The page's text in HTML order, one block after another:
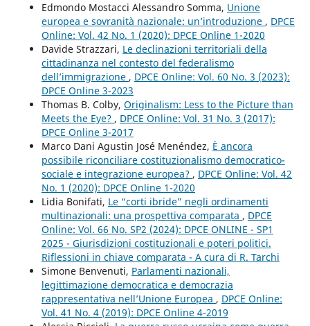
Edmondo Mostacci Alessandro Somma, Unione
europea e sovranità nazionale: un’introduzione , DPCE
Online: Vol. 42 No. 1 (2020): DPCE Online 1-2020
Davide Strazzari, Le declinazioni territoriali della
cittadinanza nel contesto del federalismo
dell’immigrazione , DPCE Online: Vol. 60 No. 3 (2023):
DPCE Online 3-2023
Thomas B. Colby, Originalism: Less to the Picture than
Meets the Eye? , DPCE Online: Vol. 31 No. 3 (2017):
DPCE Online 3-2017
Marco Dani Agustin José Menéndez, È ancora
possibile riconciliare costituzionalismo democratico-
sociale e integrazione europea? , DPCE Online: Vol. 42
No. 1 (2020): DPCE Online 1-2020
Lidia Bonifati, Le “corti ibride” negli ordinamenti
multinazionali: una prospettiva comparata , DPCE
Online: Vol. 66 No. SP2 (2024): DPCE ONLINE - SP1
2025 - Giurisdizioni costituzionali e poteri politici.
Riflessioni in chiave comparata - A cura di R. Tarchi
Simone Benvenuti, Parlamenti nazionali,
legittimazione democratica e democrazia
rappresentativa nell’Unione Europea , DPCE Online:
Vol. 41 No. 4 (2019): DPCE Online 4-2019